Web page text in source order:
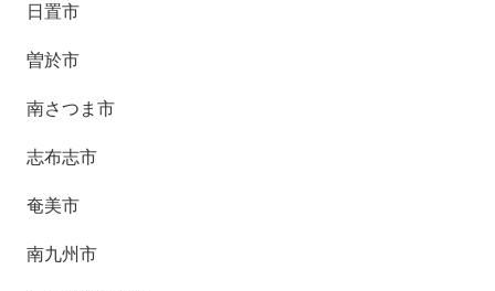
日置市
曽於市
南さつま市
志布志市
奄美市
南九州市